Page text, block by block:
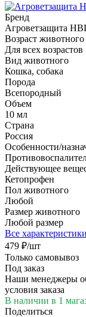
Бренд
Агроветзащита
Возраст животного
Для всех возрастов
Вид животного
Кошка, собака
Порода
Всепородный
Объем
10 мл
Страна
Россия
Особенности/
Действующее
Кетопрофен
Пол животного
Любой
Размер животного
Любой размер
Все характеристики
479 ₽/шт
Только самовывоз
Под заказ
Наши менеджеры
условия заказа
В наличии в 1
Поделиться